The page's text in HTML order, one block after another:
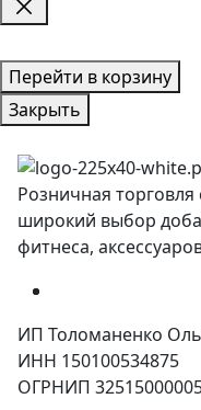
Перейти в корзину
Закрыть
Розничная
широкий выбор
фитнеса,
ИП Толоманенко
ИНН 150100534875
ОГРНИП